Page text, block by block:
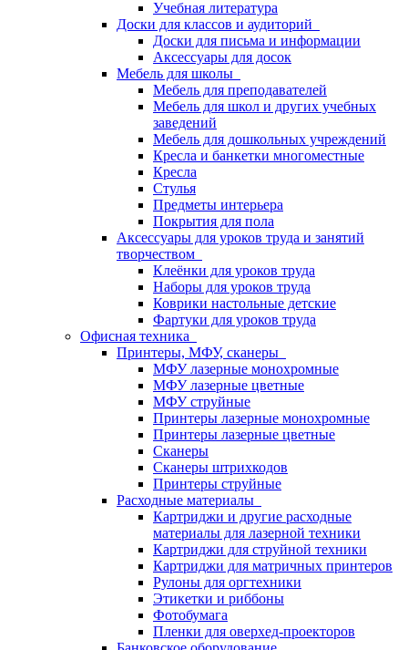
Учебная литература
Доски для классов и аудиторий
Доски для письма и информации
Аксессуары для досок
Мебель для школы
Мебель для преподавателей
Мебель для школ и других учебных
заведений
Мебель для дошкольных учреждений
Кресла и банкетки многоместные
Кресла
Стулья
Предметы интерьера
Покрытия для пола
Аксессуары для уроков труда и занятий
творчеством
Клеёнки для уроков труда
Наборы для уроков труда
Коврики настольные детские
Фартуки для уроков труда
Офисная техника
Принтеры, МФУ, сканеры
МФУ лазерные монохромные
МФУ лазерные цветные
МФУ струйные
Принтеры лазерные монохромные
Принтеры лазерные цветные
Сканеры
Сканеры штрихкодов
Принтеры струйные
Расходные материалы
Картриджи и другие расходные
материалы для лазерной техники
Картриджи для струйной техники
Картриджи для матричных принтеров
Рулоны для оргтехники
Этикетки и риббоны
Фотобумага
Пленки для оверхед-проекторов